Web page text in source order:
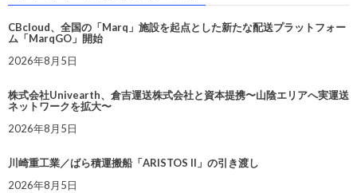
CBcloud、全国の「Marq」施設を起点とした新たな配送プラットフォー
ム「MarqGO」開始
2026年8月5日
株式会社Univearth、倉吉運送株式会社と資本提携〜山陰エリアへ実運送
ネットワークを拡大〜
2026年8月5日
川崎重工業／ばら積運搬船「ARISTOS II」の引き渡し
2026年8月5日